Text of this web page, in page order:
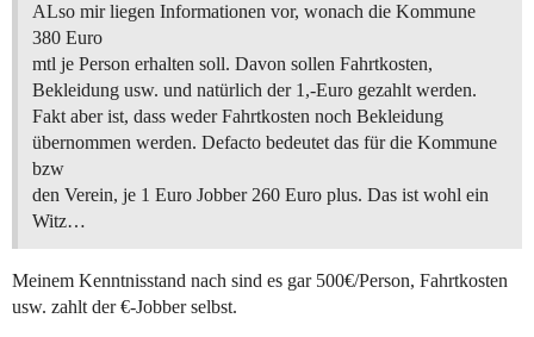
ALso mir liegen Informationen vor, wonach die Kommune
380 Euro
mtl je Person erhalten soll. Davon sollen Fahrtkosten,
Bekleidung usw. und natürlich der 1,-Euro gezahlt werden.
Fakt aber ist, dass weder Fahrtkosten noch Bekleidung
übernommen werden. Defacto bedeutet das für die Kommune
bzw
den Verein, je 1 Euro Jobber 260 Euro plus. Das ist wohl ein
Witz…
Meinem Kenntnisstand nach sind es gar 500€/Person, Fahrtkosten
usw. zahlt der €-Jobber selbst.